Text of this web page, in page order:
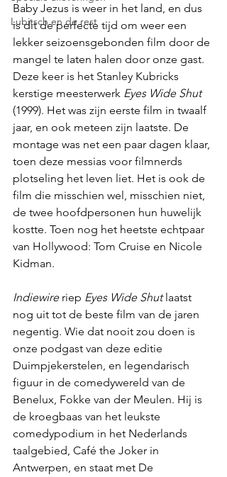
Lubitsch en de rest
Baby Jezus is weer in het land, en dus
is dit de perfecte tijd om weer een
lekker seizoensgebonden film door de
mangel te laten halen door onze gast.
Deze keer is het Stanley Kubricks
kerstige meesterwerk Eyes Wide Shut
(1999). Het was zijn eerste film in twaalf
jaar, en ook meteen zijn laatste. De
montage was net een paar dagen klaar,
toen deze messias voor filmnerds
plotseling het leven liet. Het is ook de
film die misschien wel, misschien niet,
de twee hoofdpersonen hun huwelijk
kostte. Toen nog het heetste echtpaar
van Hollywood: Tom Cruise en Nicole
Kidman.
Indiewire riep Eyes Wide Shut laatst
nog uit tot de beste film van de jaren
negentig. Wie dat nooit zou doen is
onze podgast van deze editie
Duimpjekerstelen, en legendarisch
figuur in de comedywereld van de
Benelux, Fokke van der Meulen. Hij is
de kroegbaas van het leukste
comedypodium in het Nederlands
taalgebied, Café the Joker in
Antwerpen, en staat met De